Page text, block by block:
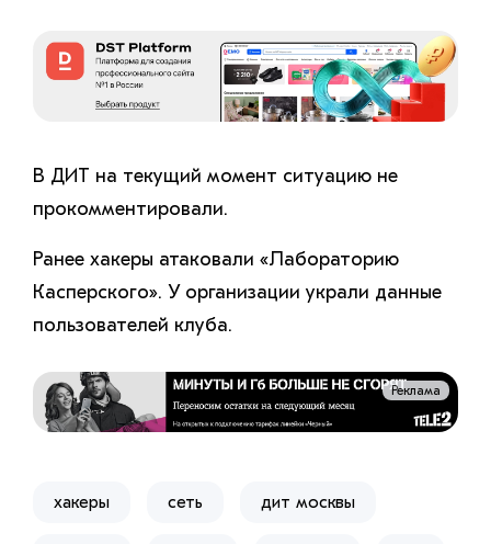
В ДИТ на текущий момент ситуацию не
прокомментировали.
Ранее хакеры атаковали «Лабораторию
Касперского». У организации украли данные
пользователей клуба.
Реклама
хакеры сеть дит москвы